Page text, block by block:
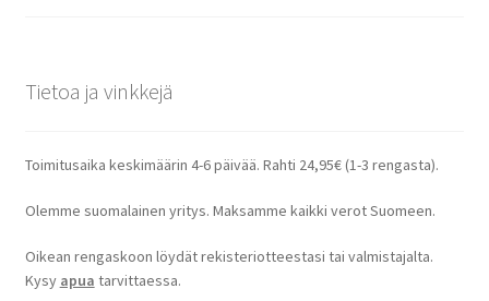
Tietoa ja vinkkejä
Toimitusaika keskimäärin 4-6 päivää. Rahti 24,95€ (1-3 rengasta).
Olemme suomalainen yritys. Maksamme kaikki verot Suomeen.
Oikean rengaskoon löydät rekisteriotteestasi tai valmistajalta.
Kysy apua tarvittaessa.